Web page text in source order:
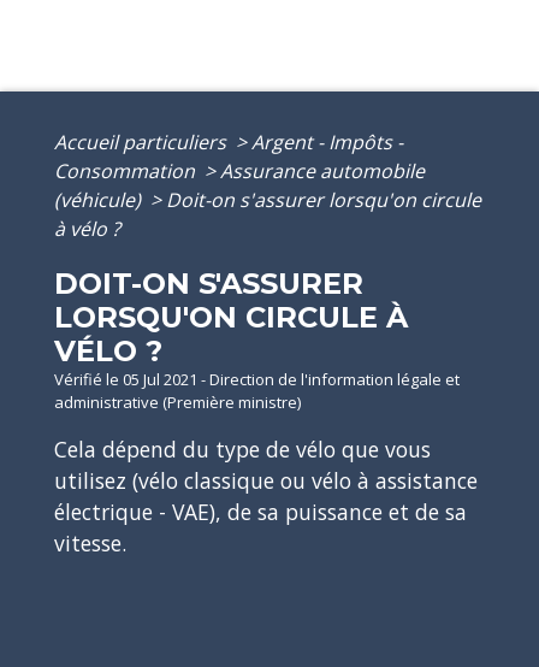
Accueil particuliers >Argent - Impôts -
Consommation >Assurance automobile
(véhicule) > Doit-on s'assurer lorsqu'on circule
à vélo ?
DOIT-ON S'ASSURER
LORSQU'ON CIRCULE À
VÉLO ?
Vérifié le 05 Jul 2021 - Direction de l'information légale et
administrative (Première ministre)
Cela dépend du type de vélo que vous
utilisez (vélo classique ou vélo à assistance
électrique - VAE), de sa puissance et de sa
vitesse.